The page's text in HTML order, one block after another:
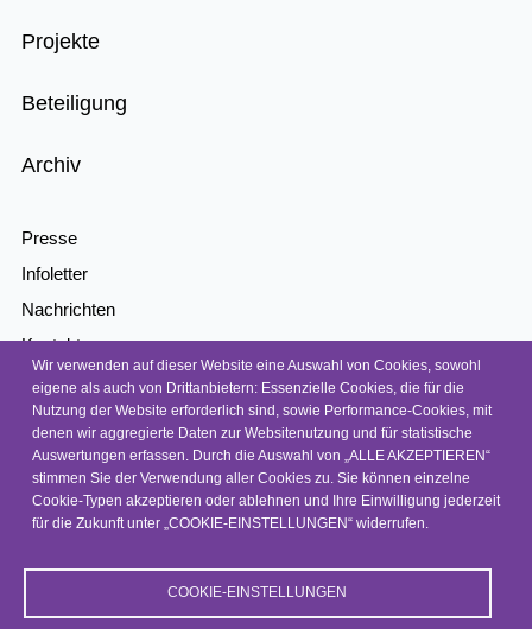
Projekte
Beteiligung
Archiv
Presse
Infoletter
Nachrichten
Kontakt
Barrierefreiheit
Barriere melden
Datenschutz
Impressum
Wir verwenden auf dieser Website eine Auswahl von Cookies, sowohl
eigene als auch von Drittanbietern: Essenzielle Cookies, die für die
Nutzung der Website erforderlich sind, sowie Performance-Cookies, mit
denen wir aggregierte Daten zur Websitenutzung und für statistische
Auswertungen erfassen. Durch die Auswahl von „ALLE AKZEPTIEREN“
stimmen Sie der Verwendung aller Cookies zu. Sie können einzelne
Cookie-Typen akzeptieren oder ablehnen und Ihre Einwilligung jederzeit
für die Zukunft unter „COOKIE-EINSTELLUNGEN“ widerrufen.
COOKIE-EINSTELLUNGEN